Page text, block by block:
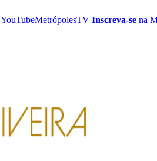
YouTubeMetrópolesTV Inscreva-se na